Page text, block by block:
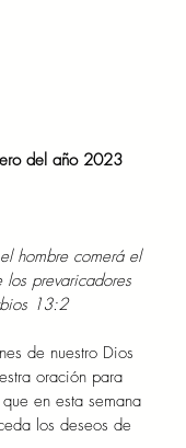
del año 2023
hombre comerá el
prevaricadores
13:2
de nuestro Dios
oración para
en esta semana
los deseos de